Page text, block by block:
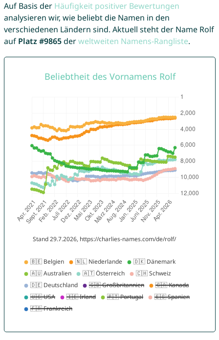
Auf Basis der Häufigkeit positiver Bewertungen
analysieren wir, wie beliebt die Namen in den
verschiedenen Ländern sind. Aktuell steht der Name Rolf
auf Platz #9865derweltweiten Namens-Rangliste.